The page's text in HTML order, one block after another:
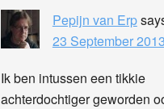
Pepijn van Erp
23 September
Ik ben intussen een tikkie
achterdochtiger geworden